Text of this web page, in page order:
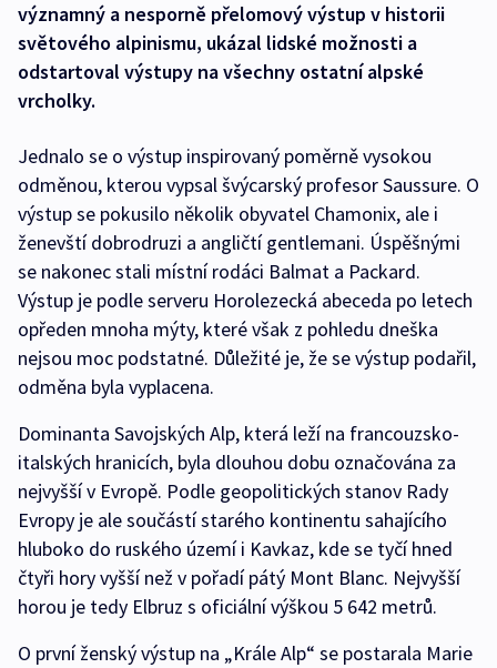
významný a nesporně přelomový výstup v historii
světového alpinismu, ukázal lidské možnosti a
odstartoval výstupy na všechny ostatní alpské
vrcholky.
Jednalo se o výstup inspirovaný poměrně vysokou
odměnou, kterou vypsal švýcarský profesor Saussure. O
výstup se pokusilo několik obyvatel Chamonix, ale i
ženevští dobrodruzi a angličtí gentlemani. Úspěšnými
se nakonec stali místní rodáci Balmat a Packard.
Výstup je podle serveru Horolezecká abeceda po letech
opředen mnoha mýty, které však z pohledu dneška
nejsou moc podstatné. Důležité je, že se výstup podařil,
odměna byla vyplacena.
Dominanta Savojských Alp, která leží na francouzsko-
italských hranicích, byla dlouhou dobu označována za
nejvyšší v Evropě. Podle geopolitických stanov Rady
Evropy je ale součástí starého kontinentu sahajícího
hluboko do ruského území i Kavkaz, kde se tyčí hned
čtyři hory vyšší než v pořadí pátý Mont Blanc. Nejvyšší
horou je tedy Elbruz s oficiální výškou 5 642 metrů.
O první ženský výstup na „Krále Alp“ se postarala Marie